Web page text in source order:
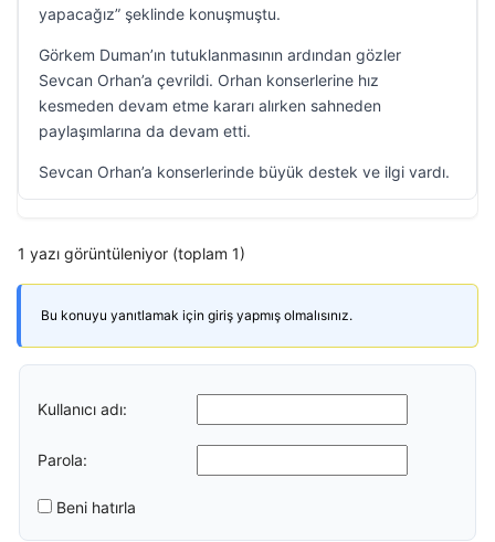
yapacağız” şeklinde konuşmuştu.
Görkem Duman’ın tutuklanmasının ardından gözler
Sevcan Orhan’a çevrildi. Orhan konserlerine hız
kesmeden devam etme kararı alırken sahneden
paylaşımlarına da devam etti.
Sevcan Orhan’a konserlerinde büyük destek ve ilgi vardı.
1 yazı görüntüleniyor (toplam 1)
Bu konuyu yanıtlamak için giriş yapmış olmalısınız.
Kullanıcı adı:
Parola:
Beni hatırla